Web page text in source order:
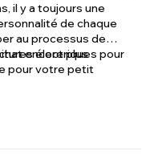
il y a toujours une
de chaque
au processus de
encore plus
électriques pour
pour votre petit